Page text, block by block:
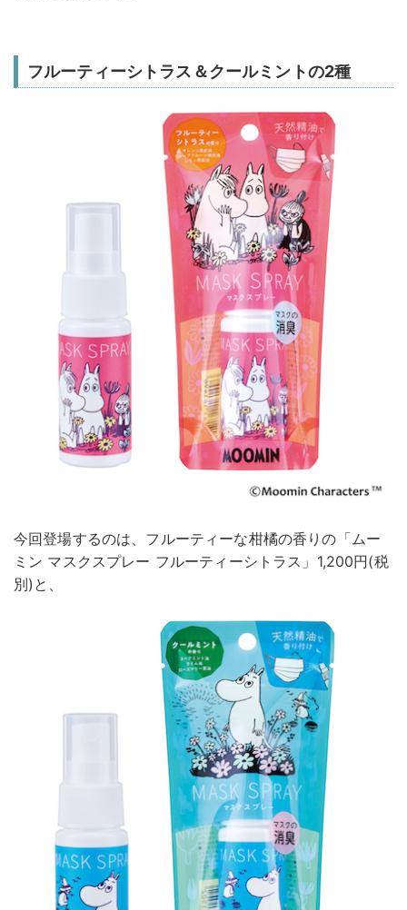
フルーティーシトラス＆クールミントの2種
今回登場するのは、フルーティーな柑橘の香りの「ムー
ミン マスクスプレー フルーティーシトラス」1,200円(税
別)と、